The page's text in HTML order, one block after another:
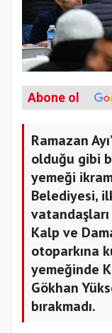
Abone ol
Ramazan
olduğu gibi
yemeği
Belediyesi,
Kalp ve
otoparkına
yemeğinde
Gökhan
bırakmadı.